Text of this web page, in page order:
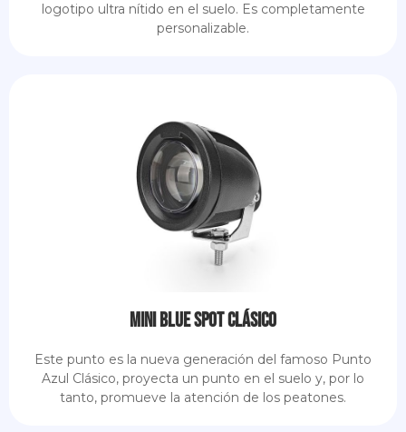
logotipo ultra nítido en el suelo. Es completamente
personalizable.
Mini Blue Spot Clásico
Este punto es la nueva generación del famoso Punto
Azul Clásico, proyecta un punto en el suelo y, por lo
tanto, promueve la atención de los peatones.